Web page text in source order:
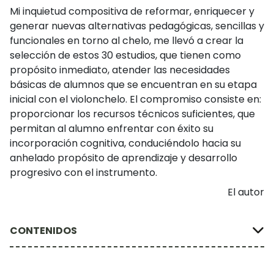
Mi inquietud compositiva de reformar, enriquecer y
generar nuevas alternativas pedagógicas, sencillas y
funcionales en torno al chelo, me llevó a crear la
selección de estos 30 estudios, que tienen como
propósito inmediato, atender las necesidades
básicas de alumnos que se encuentran en su etapa
inicial con el violonchelo. El compromiso consiste en:
proporcionar los recursos técnicos suficientes, que
permitan al alumno enfrentar con éxito su
incorporación cognitiva, conduciéndolo hacia su
anhelado propósito de aprendizaje y desarrollo
progresivo con el instrumento.
El autor
CONTENIDOS